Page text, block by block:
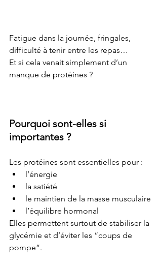
Fatigue dans la journée, fringales,
difficulté à tenir entre les repas…
Et si cela venait simplement d’un
manque de protéines ?
Pourquoi sont-elles si
importantes ?
Les protéines sont essentielles pour :
l’énergie
la satiété
le maintien de la masse musculaire
l’équilibre hormonal
Elles permettent surtout de stabiliser la
glycémie et d’éviter les “coups de
pompe”.